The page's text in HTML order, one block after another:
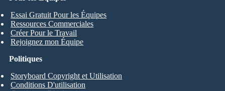
Essai Gratuit Pour les Équipes
Ressources Commerciales
Créer Pour le Travail
Rejoignez mon Équipe
Politiques
Storyboard Copyright et Utilisation
Conditions D'utilisation